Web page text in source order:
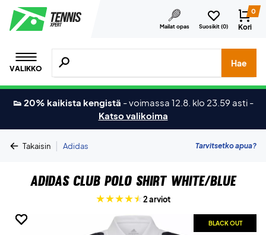
Mailat opas Suosikit (0)
0
Kori
VALIKKO
Hae tuotteita, merkkejä jne.
Hae
👟 20% kaikista kengistä -voimassa 12.8. klo 23.59 asti -
Katso valikoima
Takaisin | Adidas Tarvitsetko apua?
Adidas Club Polo Shirt White/blue
2 arviot
BLACK OUT
BLACK OUT
BLACK OUT
BLACK OUT
BLACK OUT